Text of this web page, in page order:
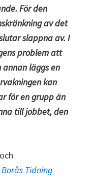
För den
av det
slappna av. I
problem att
läggs en
kan
för en grupp än
till jobbet, den
Borås Tidning